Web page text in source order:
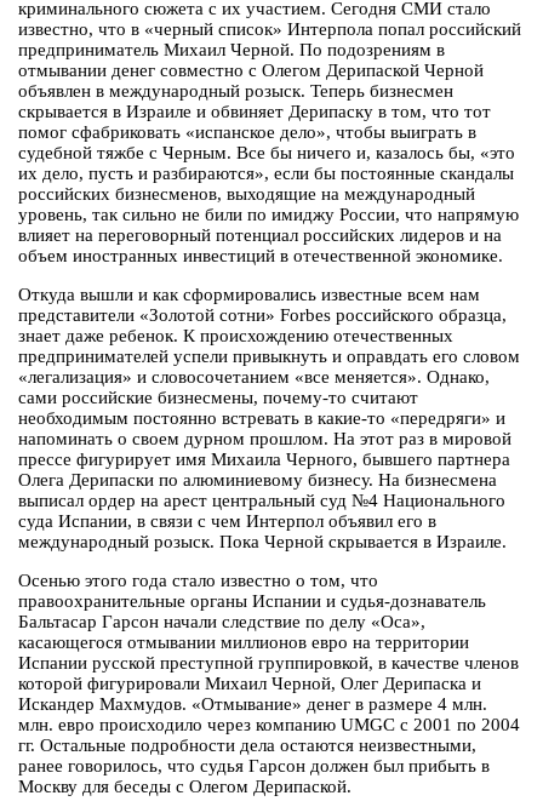
криминального сюжета с их участием. Сегодня СМИ стало
известно, что в «черный список» Интерпола попал российский
предприниматель Михаил Черной. По подозрениям в
отмывании денег совместно с Олегом Дерипаской Черной
объявлен в международный розыск. Теперь бизнесмен
скрывается в Израиле и обвиняет Дерипаску в том, что тот
помог сфабриковать «испанское дело», чтобы выиграть в
судебной тяжбе с Черным. Все бы ничего и, казалось бы, «это
их дело, пусть и разбираются», если бы постоянные скандалы
российских бизнесменов, выходящие на международный
уровень, так сильно не били по имиджу России, что напрямую
влияет на переговорный потенциал российских лидеров и на
объем иностранных инвестиций в отечественной экономике.
Откуда вышли и как сформировались известные всем нам
представители «Золотой сотни» Forbes российского образца,
знает даже ребенок. К происхождению отечественных
предпринимателей успели привыкнуть и оправдать его словом
«легализация» и словосочетанием «все меняется». Однако,
сами российские бизнесмены, почему-то считают
необходимым постоянно встревать в какие-то «передряги» и
напоминать о своем дурном прошлом. На этот раз в мировой
прессе фигурирует имя Михаила Черного, бывшего партнера
Олега Дерипаски по алюминиевому бизнесу. На бизнесмена
выписал ордер на арест центральный суд №4 Национального
суда Испании, в связи с чем Интерпол объявил его в
международный розыск. Пока Черной скрывается в Израиле.
Осенью этого года стало известно о том, что
правоохранительные органы Испании и судья-дознаватель
Бальтасар Гарсон начали следствие по делу «Оса»,
касающегося отмывании миллионов евро на территории
Испании русской преступной группировкой, в качестве членов
которой фигурировали Михаил Черной, Олег Дерипаска и
Искандер Махмудов. «Отмывание» денег в размере 4 млн.
млн. евро происходило через компанию UMGC с 2001 по 2004
гг. Остальные подробности дела остаются неизвестными,
ранее говорилось, что судья Гарсон должен был прибыть в
Москву для беседы с Олегом Дерипаской.